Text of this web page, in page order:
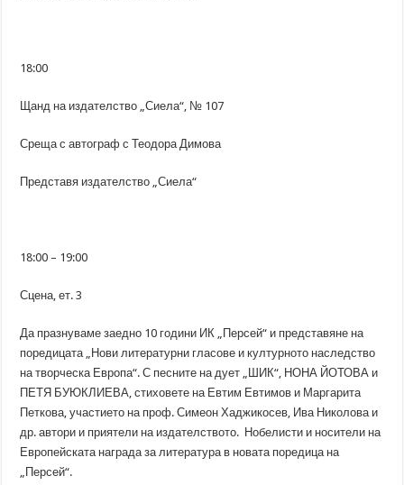
18:00
Щанд на издателство „Сиела“, № 107
Среща с автограф с Теодора Димова
Представя издателство „Сиела“
18:00 – 19:00
Сцена, ет. 3
Да празнуваме заедно 10 години ИК „Персей“ и представяне на
поредицата „Нови литературни гласове и културното наследство
на творческа Европа“. С песните на дует „ШИК“, НОНА ЙОТОВА и
ПЕТЯ БУЮКЛИЕВА, стиховете на Евтим Евтимов и Маргарита
Петкова, участието на проф. Симеон Хаджикосев, Ива Николова и
др. автори и приятели на издателството. Нобелисти и носители на
Европейската награда за литература в новата поредица на
„Персей“.